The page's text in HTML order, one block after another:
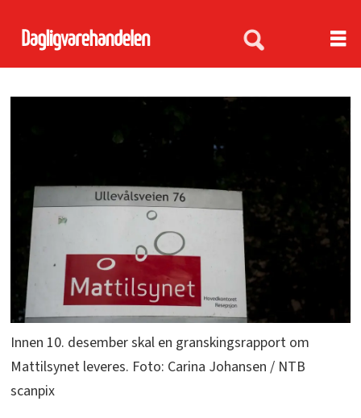
Innen 10. desember skal en granskingsrapport om
Mattilsynet leveres. Foto: Carina Johansen / NTB
scanpix